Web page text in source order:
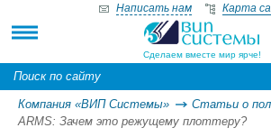
Сделаем вместе мир ярче!
Написать нам Карта
Компания «ВИП Системы»
Статьи о
ARMS: Зачем это режущему плоттеру?